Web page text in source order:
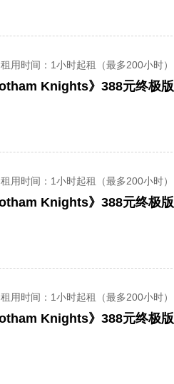
租用时间 ：1小时起租（最多200小时）
Knights》388元终极版
租用时间 ：1小时起租（最多200小时）
Knights》388元终极版
租用时间 ：1小时起租（最多200小时）
Knights》388元终极版